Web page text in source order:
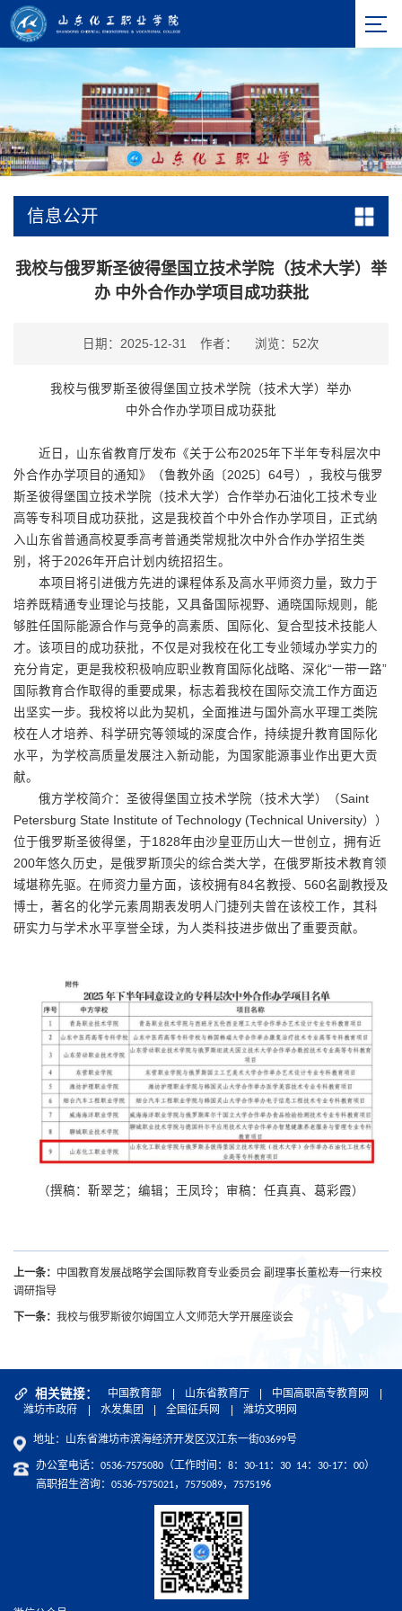
信息公开
我校与俄罗斯圣彼得堡国立技术学院（技术大学）举
办 中外合作办学项目成功获批
日期：2025-12-31 作者： 浏览： 52次
我校与俄罗斯圣彼得堡国立技术学院（技术大学）举办
中外合作办学项目成功获批
近日，山东省教育厅发布《关于公布2025年下半年专科层次中
外合作办学项目 的通知》（鲁教外函〔2025〕64号），我校与俄罗
斯圣彼得堡国立技术学院（技术大学）合作举办石油化工技术专业
高等专科项目成功获批，这是我校首个中外合作办学项目，正式纳
入山东省普通高校夏季高考普通类常规批次中外合作办学招生类
别，将于2026年开启计划内统招招生。
本项目将引进俄方先进的课程体系及高水平师资力量，致力于
培养既精通专业理论与技能，又具备国际视野、通晓国际规则，能
够胜任国际能源合作与竞争的高素质、国际化、复合型技术技能人
才。该项目的成功获批，不仅是对我校在化工专业领域办学实力的
充分肯定，更是我校积极响应职业教育国际化战略、深化“一带一路”
国际教育合作取得的重要成果，标志着我校在国际交流工作方面迈
出坚实一步。我校将以此为契机，全面推进与国外高水平理工类院
校在人才培养、科学研究等领域的深度合作，持续提升教育国际化
水平，为学校高质量发展注入新动能，为国家能源事业作出更大贡
献。
俄方学校简介：圣彼得堡国立技术学院（技术大学）（Saint
Petersburg State Institute of Technology (Technical University））
位于俄罗斯圣彼得堡，于1828年由沙皇亚历山大一世创立，拥有近
200年悠久历史，是俄罗斯顶尖的综合类大学，在俄罗斯技术教育领
域堪称先驱。在师资力量方面，该校拥有84名教授、560名副教授及
博士，著名的化学元素周期表发明人门捷列夫曾在该校工作，其科
研实力与学术水平享誉全球，为人类科技进步做出了重要贡献。
（撰稿：靳翠芝；编辑；王凤玲；审稿：任真真、葛彩霞）
上一条： 中国教育发展战略学会国际教育专业委员会 副理事长董松寿一行来校
调研指导
下一条： 我校与俄罗斯彼尔姆国立人文师范大学开展座谈会
相关链接： 中国教育部 山东省教育厅 中国高职高专教育网
潍坊市政府
水发集团 全国征兵网 潍坊文明网
地址：山东省潍坊市滨海经济开发区汉江东一街03699号
办公室电话：0536-7575080（工作时间：8：30-11：30 14：30-17：00）
高职招生咨询：0536-7575021，7575089，7575196